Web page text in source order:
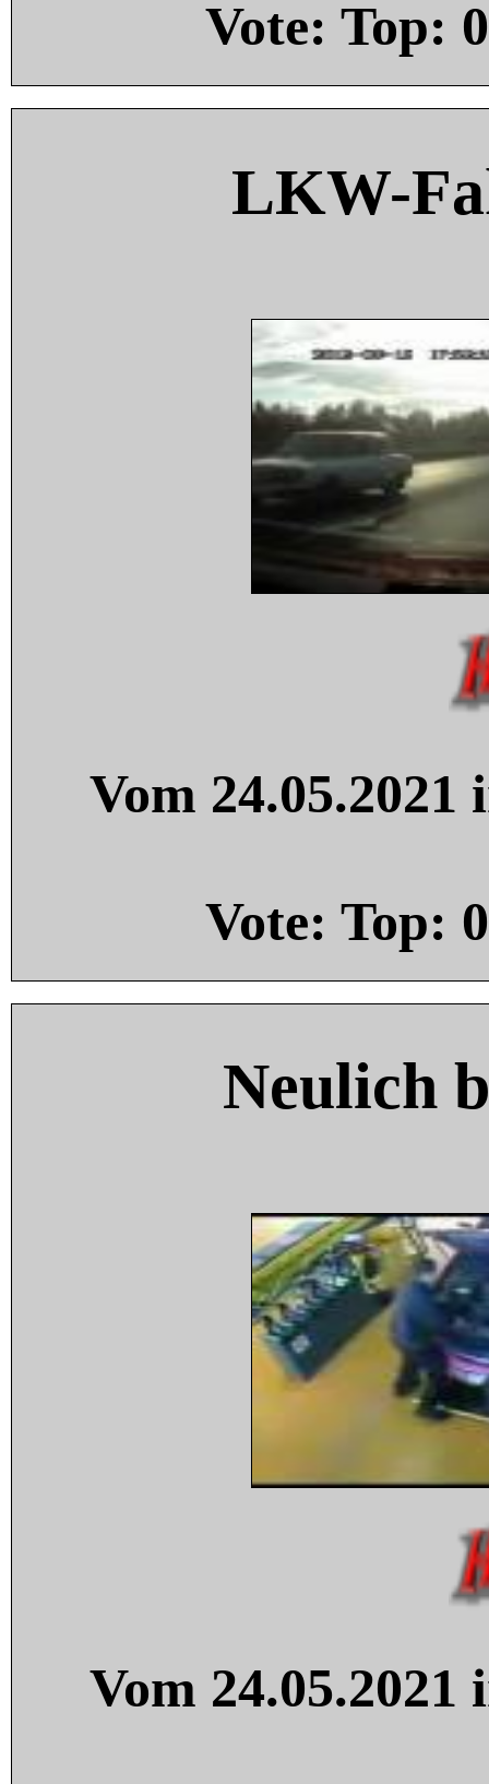
Vote: Top: 0
LKW-
Vom
Vote: Top: 0
Neulich
Vom